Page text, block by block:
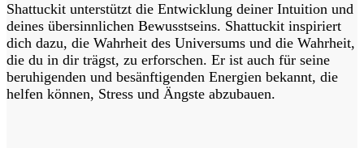
Shattuckit unterstützt die Entwicklung deiner Intuition und
deines übersinnlichen Bewusstseins. Shattuckit inspiriert
dich dazu, die Wahrheit des Universums und die Wahrheit,
die du in dir trägst, zu erforschen. Er ist auch für seine
beruhigenden und besänftigenden Energien bekannt, die
helfen können, Stress und Ängste abzubauen.